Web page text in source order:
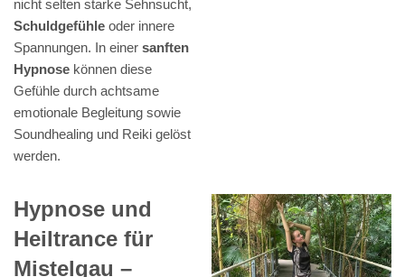
nicht selten starke Sehnsucht,
Schuldgefühle oder innere
Spannungen. In einer sanften
Hypnose können diese
Gefühle durch achtsame
emotionale Begleitung sowie
Soundhealing und Reiki gelöst
werden.
Hypnose und
Heiltrance für
Mistelgau –